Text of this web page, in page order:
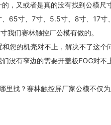
，又或者是真的没有找到公模尺
65寸、7寸、5.5寸、8寸、17寸
我们赛林触控厂公模有做的。
的机壳对不上，解决不了这个
没有窄边的需要开盖板FOG对不
里找？赛林触控屏厂家公模不仅